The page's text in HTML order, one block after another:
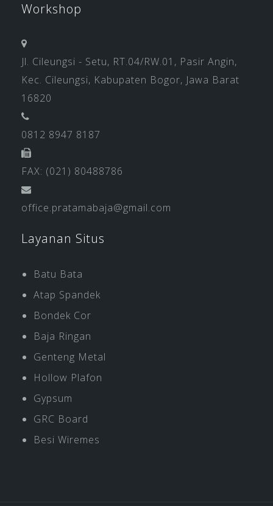
Workshop
Jl. Cileungsi - Setu, RT.04/RW.01, Pasir Angin,
Kec. Cileungsi, Kabupaten Bogor, Jawa Barat
16820
0812 8947 8187
FAX: (021) 80488786
office.pratamabaja@gmail.com
Layanan Situs
Batu Bata
Atap Spandek
Bondek Cor
Baja Ringan
Genteng Metal
Hollow Plafon
Gypsum
GRC Board
Besi Wiremes